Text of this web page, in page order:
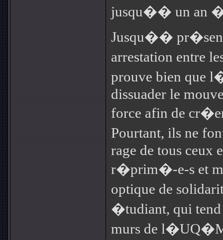
jusqu�� un an
Jusqu��
arrestation entre
prouve bien que
dissuader le
force afin de
Pourtant, ils ne
rage de tous ceux
r�prim�-e-s et
optique de
�tudiant, qui
murs de